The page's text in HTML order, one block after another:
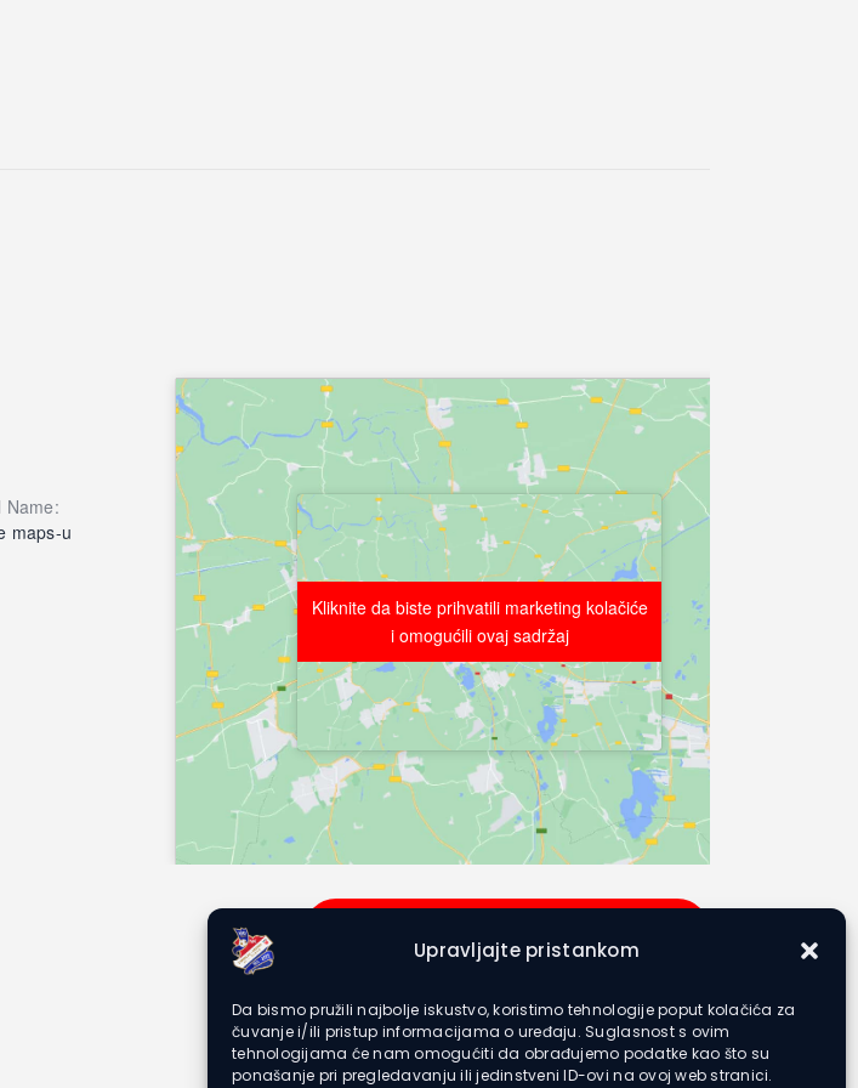
Upravljajte pristankom
Da bismo pružili najbolje iskustvo, koristimo tehnologije poput kolačića za
čuvanje i/ili pristup informacijama o uređaju. Suglasnost s ovim
tehnologijama će nam omogućiti da obrađujemo podatke kao što su
ponašanje pri pregledavanju ili jedinstveni ID-ovi na ovoj web stranici.
Name:
maps-u
Kliknite da biste prihvatili marketing kolačiće
i omogućili ovaj sadržaj
Kliknite da biste prihvatili marketing kolačiće
i omogućili ovaj sadržaj